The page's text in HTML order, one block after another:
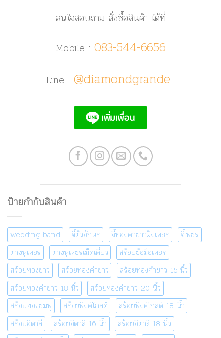
สนใจสอบถาม สั่งซื้อสินค้า ได้ที่
Mobile : 083-544-6656
Line : @diamondgrande
ป้ายกำกับสินค้า
wedding band จี้ตัวอักษร จี้ทองคำขาวฝังเพชร
จี้เพชร
ต่างหูเพชร
ต่างหูเพชรเม็ดเดี่ยว
สร้อยข้อมือเพชร
สร้อยทองขาว
สร้อยทองคำขาว
สร้อยทองคำขาว 16 นิ้ว
สร้อยทองคำขาว 18 นิ้ว
สร้อยทองคำขาว 20 นิ้ว
สร้อยทองชมพู
สร้อยพิงค์โกลด์
สร้อยพิงค์โกลด์ 18 นิ้ว
สร้อยอิตาลี
สร้อยอิตาลี 16 นิ้ว
สร้อยอิตาลี 18 นิ้ว